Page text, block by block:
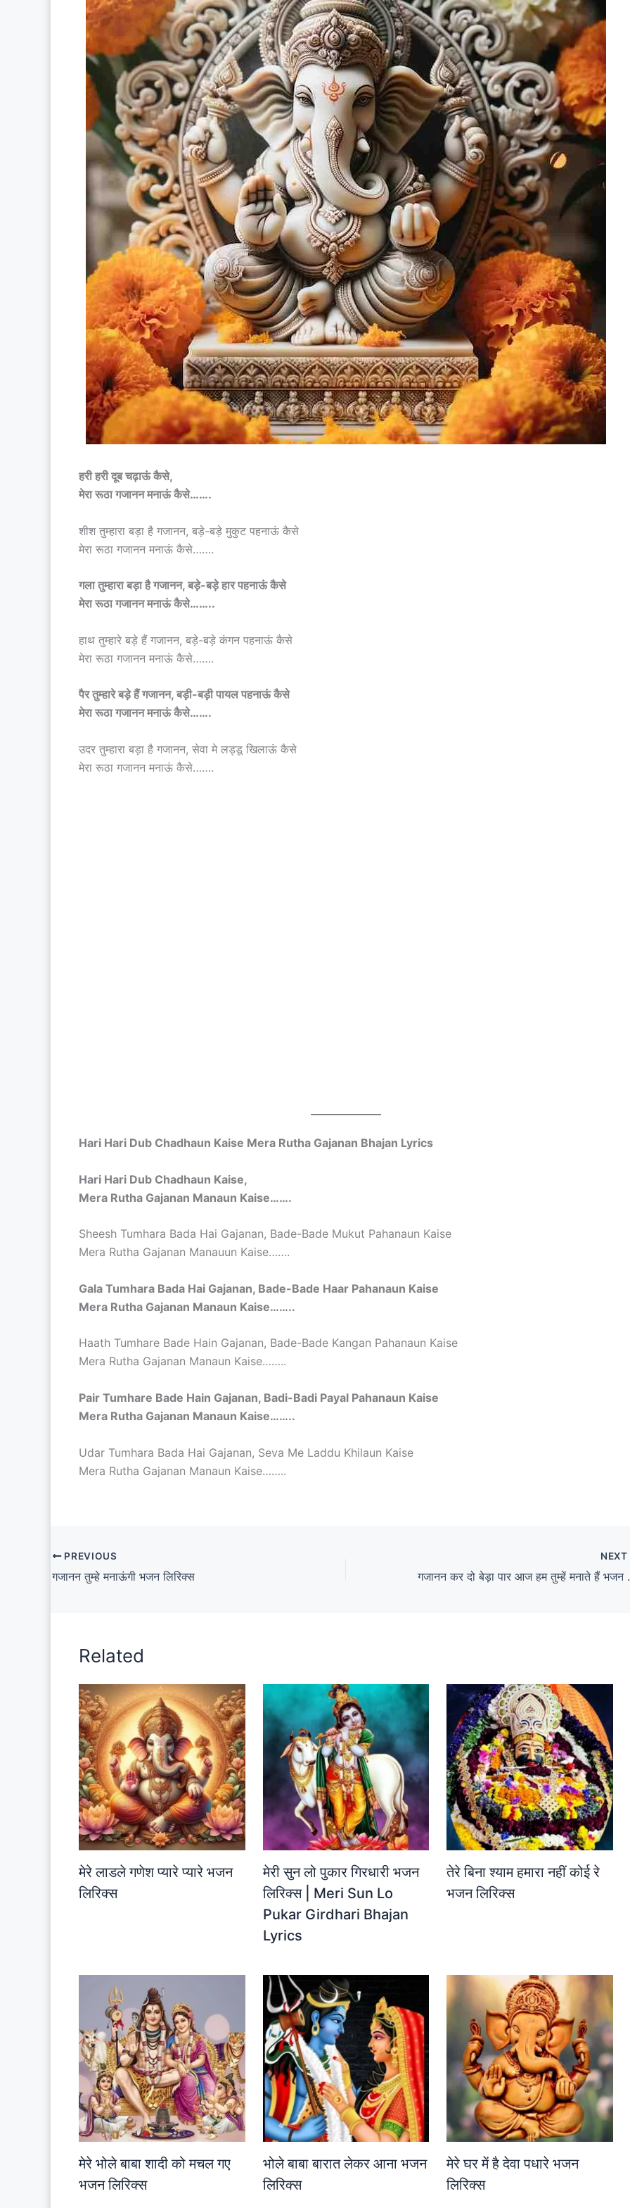
हरी हरी दूब चढ़ाऊं कैसे,
मेरा रूठा गजानन मनाऊं कैसे…….
शीश तुम्हारा बड़ा है गजानन, बड़े-बड़े मुकुट पहनाऊं कैसे
मेरा रूठा गजानन मनाऊं कैसे…….
गला तुम्हारा बड़ा है गजानन, बड़े-बड़े हार पहनाऊं कैसे
मेरा रूठा गजानन मनाऊं कैसे……..
हाथ तुम्हारे बड़े हैं गजानन, बड़े-बड़े कंगन पहनाऊं कैसे
मेरा रूठा गजानन मनाऊं कैसे…….
पैर तुम्हारे बड़े हैं गजानन, बड़ी-बड़ी पायल पहनाऊं कैसे
मेरा रूठा गजानन मनाऊं कैसे…….
उदर तुम्हारा बड़ा है गजानन, सेवा मे लड्डू खिलाऊं कैसे
मेरा रूठा गजानन मनाऊं कैसे…….
Hari Hari Dub Chadhaun Kaise Mera Rutha Gajanan Bhajan Lyrics
Hari Hari Dub Chadhaun Kaise,
Mera Rutha Gajanan Manaun Kaise…….
Sheesh Tumhara Bada Hai Gajanan, Bade-Bade Mukut Pahanaun Kaise
Mera Rutha Gajanan Manauun Kaise…….
Gala Tumhara Bada Hai Gajanan, Bade-Bade Haar Pahanaun Kaise
Mera Rutha Gajanan Manaun Kaise……..
Haath Tumhare Bade Hain Gajanan, Bade-Bade Kangan Pahanaun Kaise
Mera Rutha Gajanan Manaun Kaise……..
Pair Tumhare Bade Hain Gajanan, Badi-Badi Payal Pahanaun Kaise
Mera Rutha Gajanan Manaun Kaise……..
Udar Tumhara Bada Hai Gajanan, Seva Me Laddu Khilaun Kaise
Mera Rutha Gajanan Manaun Kaise……..
PREVIOUS
गजानन तुम्हे मनाऊंगी भजन लिरिक्स
NEXT
गजानन
Related
मेरे लाडले गणेश प्यारे प्यारे भजन
लिरिक्स
मेरी सुन लो पुकार गिरधारी भजन
लिरिक्स | Meri Sun Lo
Pukar Girdhari Bhajan
Lyrics
तेरे बिना श्याम हमारा नहीं कोई रे
भजन लिरिक्स
मेरे भोले बाबा शादी को मचल गए
भजन लिरिक्स
भोले बाबा बारात लेकर आना भजन
लिरिक्स
मेरे घर में है देवा पधारे भजन
लिरिक्स